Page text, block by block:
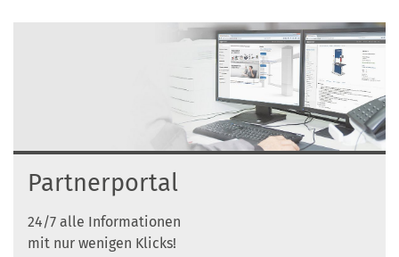
Partnerportal
24/7 alle Informationen
mit nur wenigen Klicks!